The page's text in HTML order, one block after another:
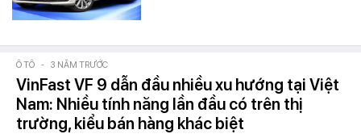
Ô TÔ - 3 NĂM TRƯỚC
VinFast VF 9 dẫn đầu nhiều xu hướng tại Việt
Nam: Nhiều tính năng lần đầu có trên thị
trường, kiểu bán hàng khác biệt